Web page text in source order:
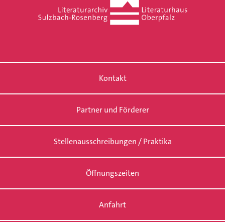
Kontakt
Partner und Förderer
Stellenausschreibungen / Praktika
Öffnungszeiten
Anfahrt